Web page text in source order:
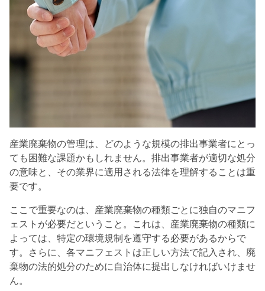
産業廃棄物の管理は、どのような規模の排出事業者にとっ
ても困難な課題かもしれません。排出事業者が適切な処分
の意味と、その業界に適用される法律を理解することは重
要です。
ここで重要なのは、産業廃棄物の種類ごとに独自のマニフ
ェストが必要だということ。これは、産業廃棄物の種類に
よっては、特定の環境規制を遵守する必要があるからで
す。さらに、各マニフェストは正しい方法で記入され、廃
棄物の法的処分のために自治体に提出しなければいけませ
ん。